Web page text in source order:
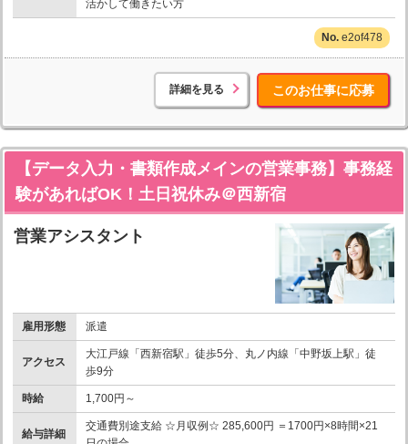
活かして働きたい方
e2of478
詳細を見る このお仕事に応募
【データ入力・書類作成メインの営業事務】事務経
験があればOK！土日祝休み＠西新宿
営業アシスタント
雇用形態 派遣
アクセス
大江戸線「西新宿駅」徒歩5分、丸ノ内線「中野坂上駅」徒
歩9分
時給 1,700円～
給与詳細
交通費別途支給 ☆月収例☆ 285,600円 ＝1700円×8時間×21